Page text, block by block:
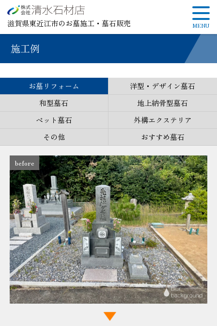
滋賀県東近江市のお墓施工・墓石販売
施工例
お墓リフォーム
洋型・デザイン墓石
和型墓石
地上納骨型墓石
ペット墓石
外構エクステリア
その他
おすすめ墓石
before